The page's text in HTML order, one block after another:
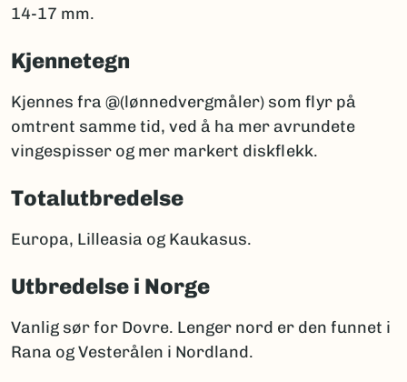
14-17 mm.
Kjennetegn
Kjennes fra @(lønnedvergmåler) som flyr på
omtrent samme tid, ved å ha mer avrundete
vingespisser og mer markert diskflekk.
Totalutbredelse
Europa, Lilleasia og Kaukasus.
Utbredelse i Norge
Vanlig sør for Dovre. Lenger nord er den funnet i
Rana og Vesterålen i Nordland.